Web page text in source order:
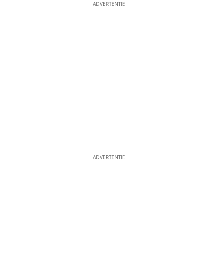
ADVERTENTIE
ADVERTENTIE